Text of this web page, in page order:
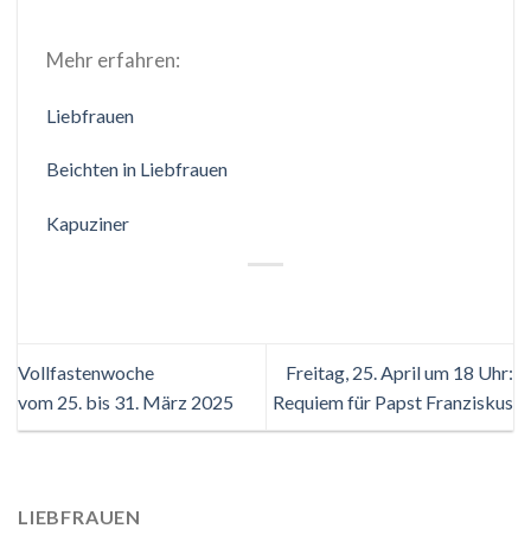
Mehr erfahren:
Liebfrauen
Beichten in Liebfrauen
Kapuziner
Vollfastenwoche
vom 25. bis 31. März 2025
Freitag, 25. April um 18 Uhr:
Requiem für Papst Franziskus
LIEBFRAUEN